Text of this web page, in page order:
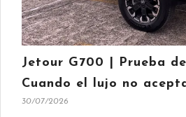
Jetour G700 | Prueba
Cuando el lujo no
30/07/2026